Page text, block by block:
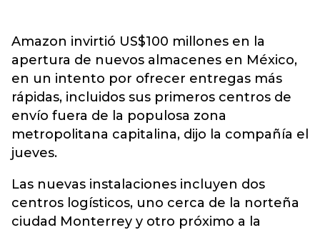
Amazon invirtió US$100 millones en la
apertura de nuevos almacenes en México,
en un intento por ofrecer entregas más
rápidas, incluidos sus primeros centros de
envío fuera de la populosa zona
metropolitana capitalina, dijo la compañía el
jueves.
Las nuevas instalaciones incluyen dos
centros logísticos, uno cerca de la norteña
ciudad Monterrey y otro próximo a la